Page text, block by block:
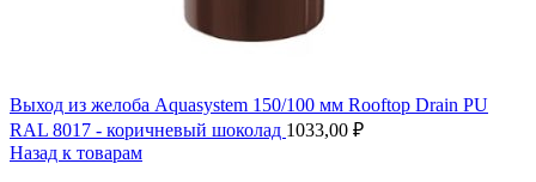
Выход из желоба Aquasystem 150/100 мм Rooftop Drain PU
RAL 8017 - коричневый шоколад 1033,00 ₽
Назад к товарам